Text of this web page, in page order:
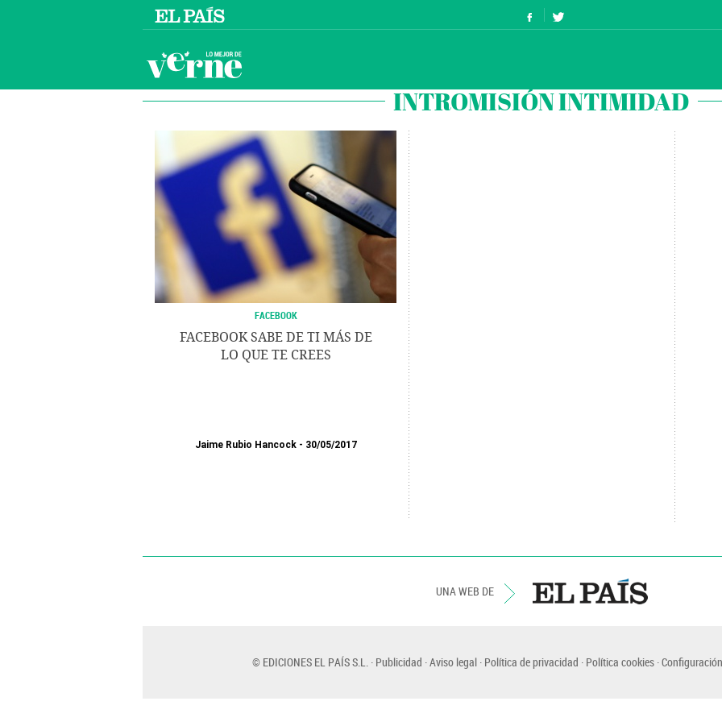
INTROMISIÓN INTIMIDAD
FACEBOOK
FACEBOOK SABE DE TI MÁS DE
LO QUE TE CREES
Jaime Rubio Hancock 30/05/2017
UNA WEB DE
© EDICIONES EL PAÍS S.L. Publicidad Aviso legal Política de privacidad Política cookies